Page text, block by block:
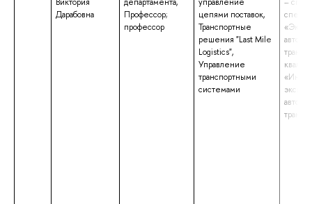
Дарабовна
Профессор;
профессор
цепями поставок,
Транспортные
решения "Last Mile
Logistics",
Управление
транспортными
системами